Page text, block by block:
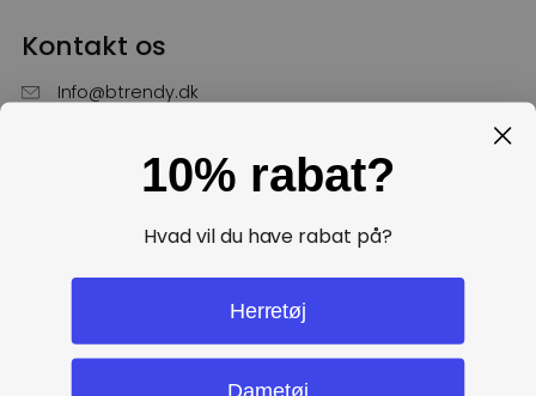
Kontakt os
Info@btrendy.dk
Hverdage fra kl. 10 - 16
10% rabat?
Hvad vil du have rabat på?
Herretøj